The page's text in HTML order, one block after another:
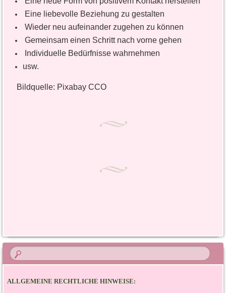
Eine liebevolle Beziehung zu gestalten
Wieder neu aufeinander zugehen zu können
Gemeinsam einen Schritt nach vorne gehen
Individuelle Bedürfnisse wahrnehmen
usw.
Bildquelle: Pixabay CCO
ALLGEMEINE RECHTLICHE HINWEISE: